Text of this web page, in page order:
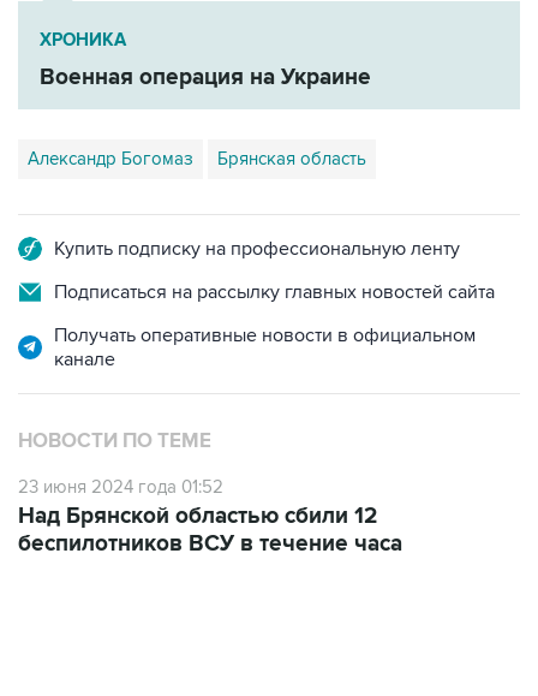
ХРОНИКА
Военная операция на Украине
Александр Богомаз Брянская область
Купить подписку на профессиональную ленту
Подписаться на рассылку главных новостей сайта
Получать оперативные новости в официальном
канале
НОВОСТИ ПО ТЕМЕ
23 июня 2024 года 01:52
Над Брянской областью сбили 12
беспилотников ВСУ в течение часа